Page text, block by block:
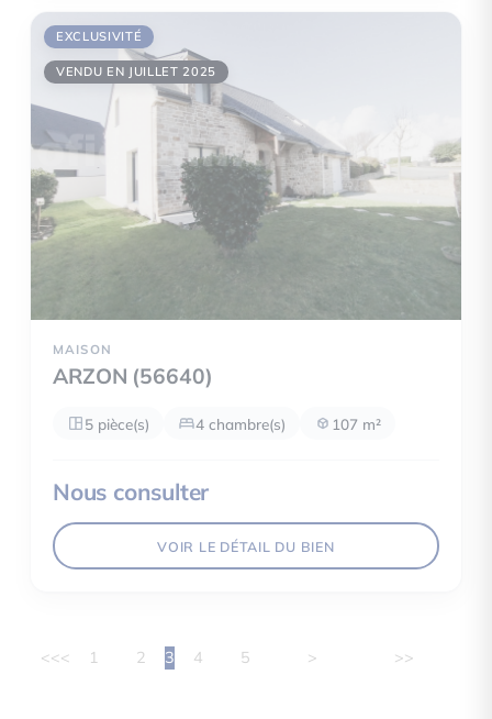
EXCLUSIVITÉ
VENDU EN JUILLET 2025
MAISON
ARZON (56640)
5 pièce(s) 4 chambre(s) 107 m²
Nous consulter
VOIR LE DÉTAIL DU BIEN
<<< 1 2 3 4 5 > >>